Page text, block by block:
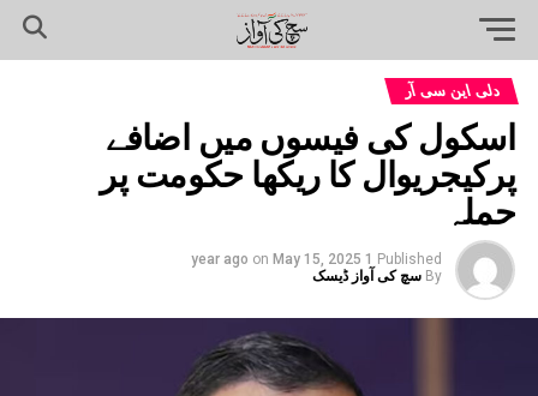
دلی این سی آر
اسکول کی فیسوں میں اضافے
پرکیجریوال کا ریکھا حکومت پر
حملہ
Published
1 year ago
on May 15, 2025
By سچ کی آواز ڈیسک